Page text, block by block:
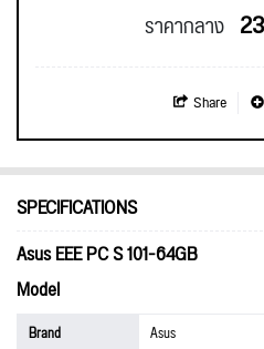
ราคากลาง
Share
SPECIFICATIONS
Asus EEE PC S 101-64GB
Model
Brand
Asus